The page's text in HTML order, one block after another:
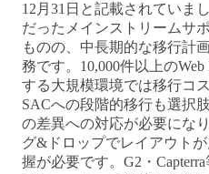
12月31日と記載されていま
だったメインストリームサ
ものの、中長期的な移行計
務です。10,000件以上の
する大規模環境では移行コ
SACへの段階的移行も選択
の差異への対応が必要にな
グ&ドロップでレイアウト
握が必要です。G2・